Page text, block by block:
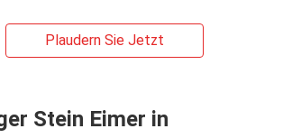
Plaudern Sie Jetzt
Stein Eimer in